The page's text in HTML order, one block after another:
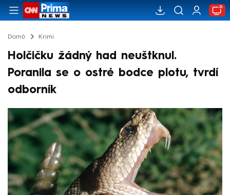
Domů Krimi
Holčičku žádný had neuštknul.
Poranila se o ostré bodce plotu, tvrdí
odborník